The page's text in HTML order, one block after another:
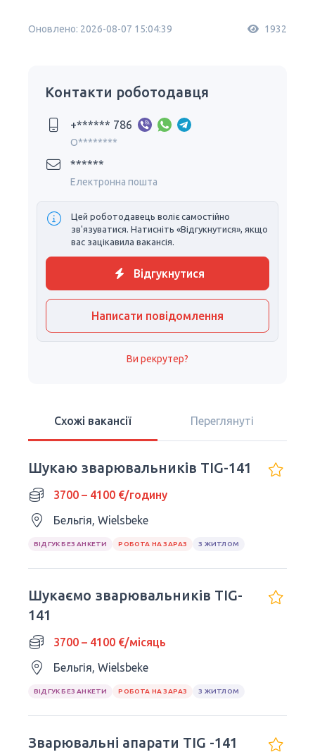
Оновлено: 2026-08-07 15:04:39 1932
Контакти роботодавця
+****** 786
O********
******
Електронна пошта
Цей роботодавець воліє самостійно
зв'язуватися. Натисніть «Відгукнутися», якщо
вас зацікавила вакансія.
Відгукнутися
Написати повідомлення
Ви рекрутер?
Схожі вакансії Переглянуті
Шукаю зварювальників TIG-141
3700 – 4100 €/годину
Бельгія, Wielsbeke
ВІДГУК БЕЗ АНКЕТИ РОБОТА НА ЗАРАЗ З ЖИТЛОМ
Шукаємо зварювальників TIG-
141
3700 – 4100 €/місяць
Бельгія, Wielsbeke
ВІДГУК БЕЗ АНКЕТИ РОБОТА НА ЗАРАЗ З ЖИТЛОМ
Зварювальні апарати TIG -141